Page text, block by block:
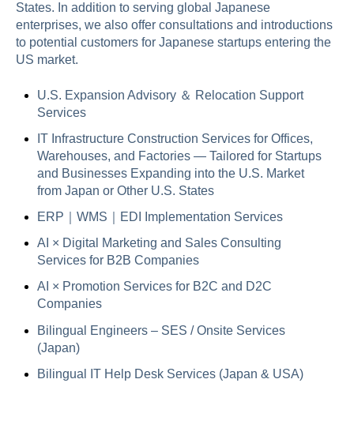
States. In addition to serving global Japanese
enterprises, we also offer consultations and introductions
to potential customers for Japanese startups entering the
US market.
U.S. Expansion Advisory ＆ Relocation Support
Services
IT Infrastructure Construction Services for Offices,
Warehouses, and Factories — Tailored for Startups
and Businesses Expanding into the U.S. Market
from Japan or Other U.S. States
ERP｜WMS｜EDI Implementation Services
AI × Digital Marketing and Sales Consulting
Services for B2B Companies
AI × Promotion Services for B2C and D2C
Companies
Bilingual Engineers – SES / Onsite Services
(Japan)
Bilingual IT Help Desk Services (Japan & USA)